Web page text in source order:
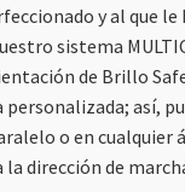
y al que le
sistema
de Brillo
personalizada; así,
o en cualquier
dirección de